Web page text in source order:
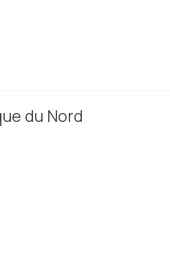
du Nord